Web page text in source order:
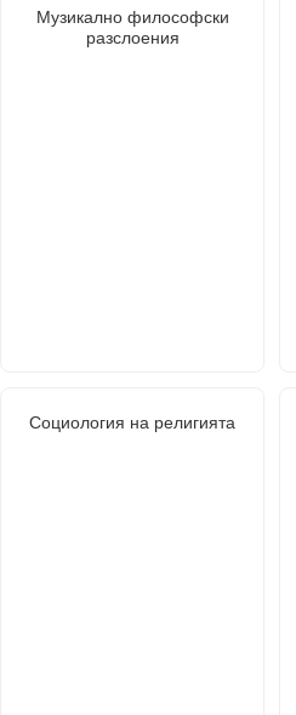
Музикално философски
разслоения
Социология на религията